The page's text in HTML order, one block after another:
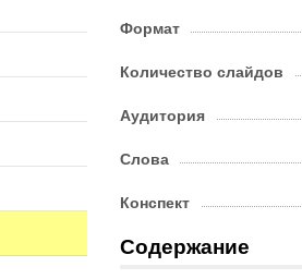
Формат
Количество слайдов
Аудитория
Слова
Конспект
Содержание